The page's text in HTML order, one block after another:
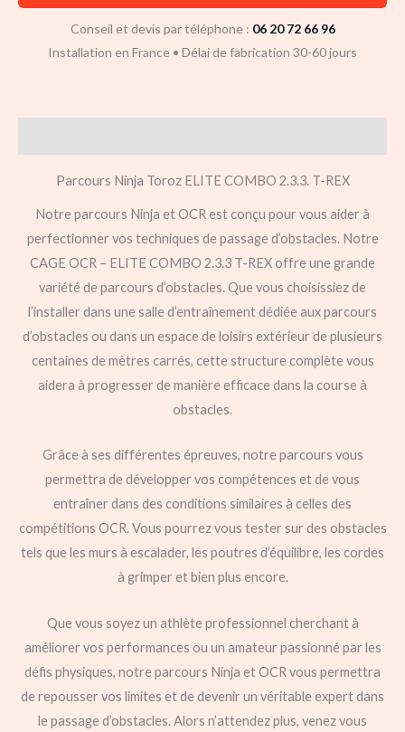
Conseil et devis par téléphone : 06 20 72 66 96
Installation en France • Délai de fabrication 30-60 jours
Parcours Ninja Toroz ELITE COMBO 2.3.3. T-REX
Notre parcours Ninja et OCR est conçu pour vous aider à
perfectionner vos techniques de passage d’obstacles. Notre
CAGE OCR – ELITE COMBO 2.3.3 T-REX offre une grande
variété de parcours d’obstacles. Que vous choisissiez de
l’installer dans une salle d’entraînement dédiée aux parcours
d’obstacles ou dans un espace de loisirs extérieur de plusieurs
centaines de mètres carrés, cette structure complète vous
aidera à progresser de manière efficace dans la course à
obstacles.
Grâce à ses différentes épreuves, notre parcours vous
permettra de développer vos compétences et de vous
entraîner dans des conditions similaires à celles des
compétitions OCR. Vous pourrez vous tester sur des obstacles
tels que les murs à escalader, les poutres d’équilibre, les cordes
à grimper et bien plus encore.
Que vous soyez un athlète professionnel cherchant à
améliorer vos performances ou un amateur passionné par les
défis physiques, notre parcours Ninja et OCR vous permettra
de repousser vos limites et de devenir un véritable expert dans
le passage d’obstacles. Alors n’attendez plus, venez vous